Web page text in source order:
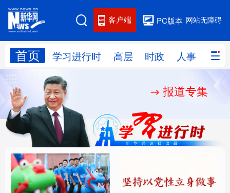
网站无障碍
PC版本
客户端
首页 学习进行时 高层 时政 人事 国际
网站地图
学习进行时 人事
国际 财经 网评
思客智库 全球连线 教育
科技 科创
报道专集